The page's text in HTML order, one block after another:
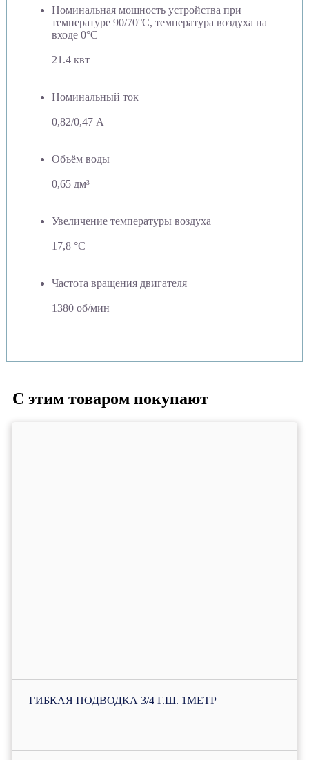
Номинальная мощность устройства при
температуре 90/70°C, температура воздуха на
входе 0°C
21.4 квт
Номинальный ток
0,82/0,47 А
Объём воды
0,65 дм³
Увеличение температуры воздуха
17,8 °C
Частота вращения двигателя
1380 об/мин
С этим товаром покупают
ГИБКАЯ ПОДВОДКА 3/4 Г.Ш. 1МЕТР